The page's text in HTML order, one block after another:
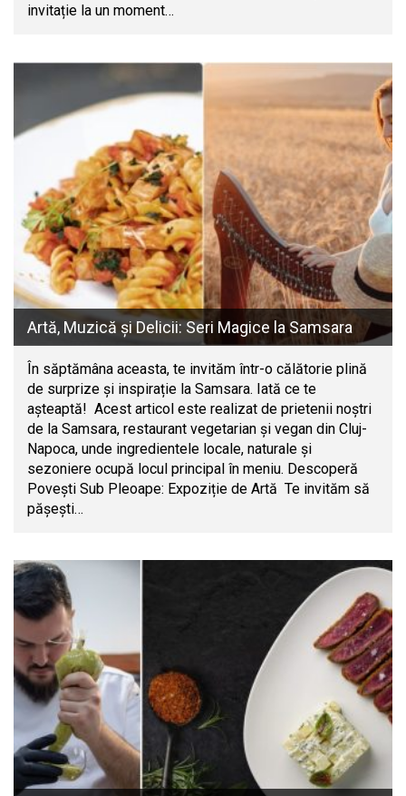
invitație la un moment…
Artă, Muzică și Delicii: Seri Magice la Samsara
În săptămâna aceasta, te invităm într-o călătorie plină
de surprize și inspirație la Samsara. Iată ce te
așteaptă! Acest articol este realizat de prietenii noștri
de la Samsara, restaurant vegetarian și vegan din Cluj-
Napoca, unde ingredientele locale, naturale și
sezoniere ocupă locul principal în meniu. Descoperă
Povești Sub Pleoape: Expoziție de Artă Te invităm să
pășești…